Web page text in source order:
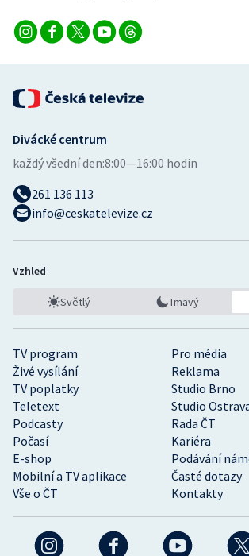
Ostatní
TV program
Pro média
Živé vysílání
Reklama
TV poplatky
Studio Brno
Teletext
Studio
Podcasty
Rada ČT
Počasí
Kariéra
E-shop
Podávání
Mobilní a TV aplikace
Časté dotazy
Vše o ČT
Kontakty
Divácké centrum
každý všední den:8:00—16:00 hodin
261 136 113
info@ceskatelevize.cz
Vzhled
Světlý Tmavý